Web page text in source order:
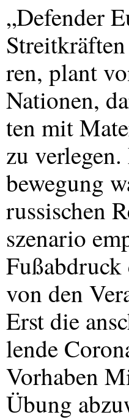
„Defender
ren, plant
Nationen,
ten mit
zu
bewegung
russischen
szenario
Fußabdruck
von den
Erst die
lende
Vorhaben
Übung